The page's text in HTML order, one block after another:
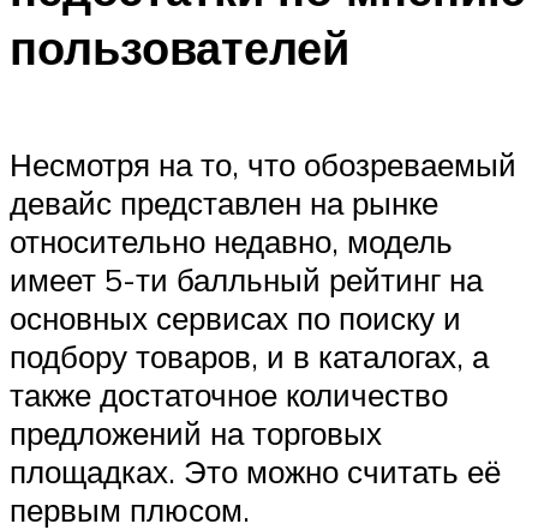
пользователей
Несмотря на то, что обозреваемый
девайс представлен на рынке
относительно недавно, модель
имеет 5-ти балльный рейтинг на
основных сервисах по поиску и
подбору товаров, и в каталогах, а
также достаточное количество
предложений на торговых
площадках. Это можно считать её
первым плюсом.